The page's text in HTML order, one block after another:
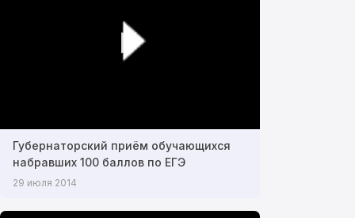
Губернаторский приём обучающихся
набравших 100 баллов по ЕГЭ
29 июля 2014